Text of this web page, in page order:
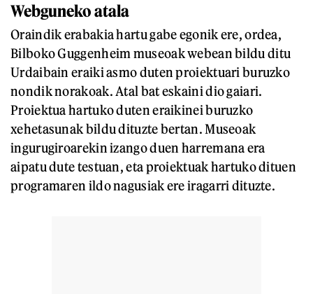
Webguneko atala
Oraindik erabakia hartu gabe egonik ere, ordea,
Bilboko Guggenheim museoak webean bildu ditu
Urdaibain eraiki asmo duten proiektuari buruzko
nondik norakoak. Atal bat eskaini dio gaiari.
Proiektua hartuko duten eraikinei buruzko
xehetasunak bildu dituzte bertan. Museoak
ingurugiroarekin izango duen harremana era
aipatu dute testuan, eta proiektuak hartuko dituen
programaren ildo nagusiak ere iragarri dituzte.